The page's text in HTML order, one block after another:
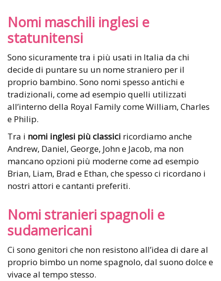
Nomi maschili inglesi e
statunitensi
Sono sicuramente tra i più usati in Italia da chi
decide di puntare su un nome straniero per il
proprio bambino. Sono nomi spesso antichi e
tradizionali, come ad esempio quelli utilizzati
all’interno della Royal Family come William, Charles
e Philip.
Tra i nomi inglesi più classici ricordiamo anche
Andrew, Daniel, George, John e Jacob, ma non
mancano opzioni più moderne come ad esempio
Brian, Liam, Brad e Ethan, che spesso ci ricordano i
nostri attori e cantanti preferiti.
Nomi stranieri spagnoli e
sudamericani
Ci sono genitori che non resistono all’idea di dare al
proprio bimbo un nome spagnolo, dal suono dolce e
vivace al tempo stesso.